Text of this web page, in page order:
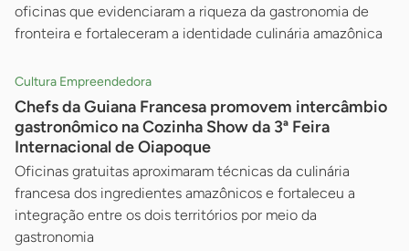
oficinas que evidenciaram a riqueza da gastronomia de
fronteira e fortaleceram a identidade culinária amazônica
Cultura Empreendedora
Chefs da Guiana Francesa promovem intercâmbio
gastronômico na Cozinha Show da 3ª Feira
Internacional de Oiapoque
Oficinas gratuitas aproximaram técnicas da culinária
francesa dos ingredientes amazônicos e fortaleceu a
integração entre os dois territórios por meio da
gastronomia